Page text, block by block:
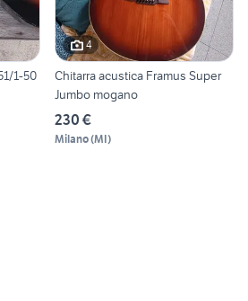
1-50
4
Chitarra acustica Framus Super
Jumbo mogano
230 €
Milano(MI)